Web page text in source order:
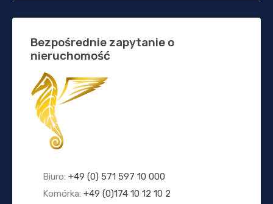
Bezpośrednie zapytanie o
nieruchomość
Biuro: +49 (0) 571 597 10 000
Komórka: +49 (0)174 10 12 10 2